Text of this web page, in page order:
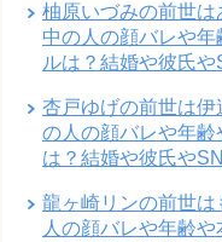
柚原いづみの前世は
中の人の顔バレや
ルは？結婚や彼氏や
杏戸ゆげの前世は
の人の顔バレや年
は？結婚や彼氏や
龍ヶ崎リンの前世
人の顔バレや年齢